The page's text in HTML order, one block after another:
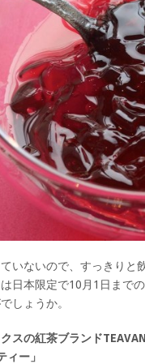
いないので、すっきり
日本限定で10月1日まで
しょうか。
クスの紅茶ブランド
ィー」